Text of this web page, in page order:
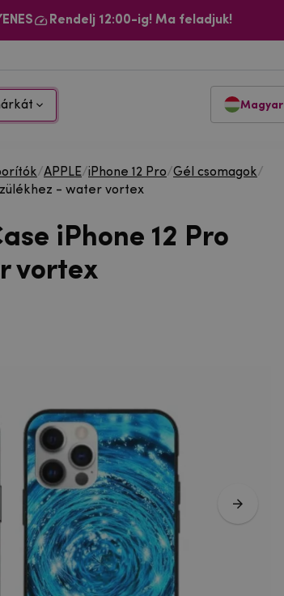
Rendelj 12:00-ig! Ma feladjuk!
Magyar
/APPLE/iPhone 12 Pro/Gél csomagok/
- water vortex
iPhone 12 Pro
vortex